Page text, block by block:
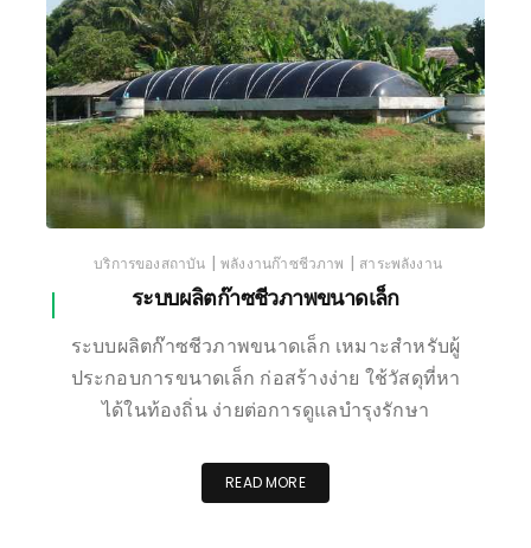
บริการของสถาบัน | พลังงานก๊าซชีวภาพ | สาระพลังงาน
ระบบผลิตก๊าซชีวภาพขนาดเล็ก
ระบบผลิตก๊าซชีวภาพขนาดเล็ก เหมาะสำหรับผู้
ประกอบการขนาดเล็ก ก่อสร้างง่าย ใช้วัสดุที่หา
ได้ในท้องถิ่น ง่ายต่อการดูแลบำรุงรักษา
READ MORE